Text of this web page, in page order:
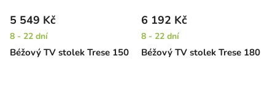
Béžový TV stolek Trese 150
5 549 Kč
8 - 22 dní
Béžový TV stolek Trese 180
6 192 Kč
8 - 22 dní